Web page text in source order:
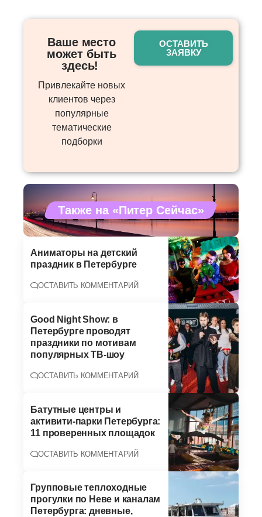
Ваше место
может быть
здесь! ​
Привлекайте новых
клиентов через
популярные
тематические
подборки
ОСТАВИТЬ
ЗАЯВКУ
Также на «Питер Сейчас»
Аниматоры на детский
праздник в Петербурге
ОСТАВИТЬ КОММЕНТАРИЙ
Good Night Show: в
Петербурге проводят
праздники по мотивам
популярных ТВ-шоу
ОСТАВИТЬ КОММЕНТАРИЙ
Батутные центры и
активити-парки Петербурга:
11 проверенных площадок
ОСТАВИТЬ КОММЕНТАРИЙ
Групповые теплоходные
прогулки по Неве и каналам
Петербурга: дневные,